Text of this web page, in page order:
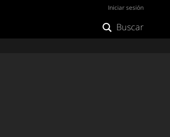
Iniciar sesión
Buscar